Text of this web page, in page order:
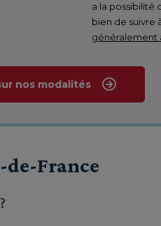
a la possibilité
bien de suivre
généralement
nos modalités
de-France